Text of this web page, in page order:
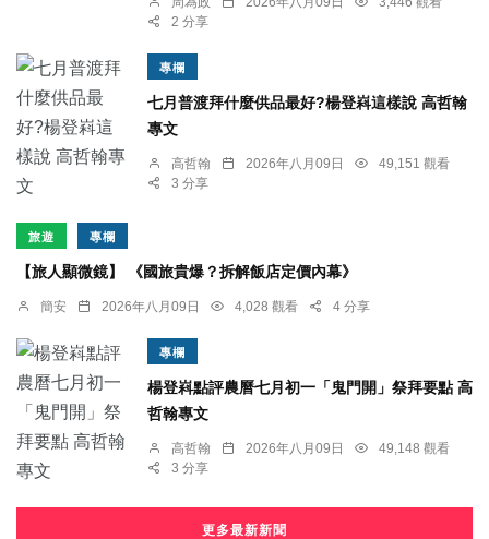
2 分享
專欄
七月普渡拜什麼供品最好?楊登嵙這樣說 高哲翰
專文
高哲翰 2026年八月09日
49,151 觀看
3 分享
旅遊 專欄
【旅人顯微鏡】 《國旅貴爆？拆解飯店定價內幕》
簡安 2026年八月09日 4,028 觀看 4 分享
專欄
楊登嵙點評農曆七月初一「鬼門開」祭拜要點 高
哲翰專文
高哲翰 2026年八月09日
49,148 觀看
3 分享
更多最新新聞